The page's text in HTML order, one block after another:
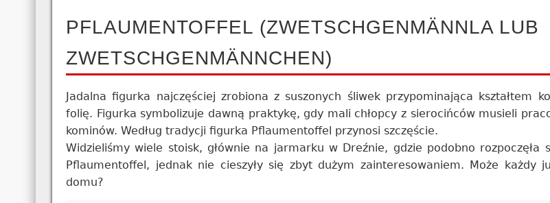
PFLAUMENTOFFEL (ZWETSCHGENMÄNNLA LUB
ZWETSCHGENMÄNNCHEN)
Jadalna figurka najczęściej zrobiona z suszonych śliwek przypominająca kształtem
folię. Figurka symbolizuje dawną praktykę, gdy mali chłopcy z sierocińców musieli
kominów. Według tradycji figurka Pflaumentoffel przynosi szczęście.
Widzieliśmy wiele stoisk, głównie na jarmarku w Dreźnie, gdzie podobno rozpoczęła
Pflaumentoffel, jednak nie cieszyły się zbyt dużym zainteresowaniem. Może każdy
domu?